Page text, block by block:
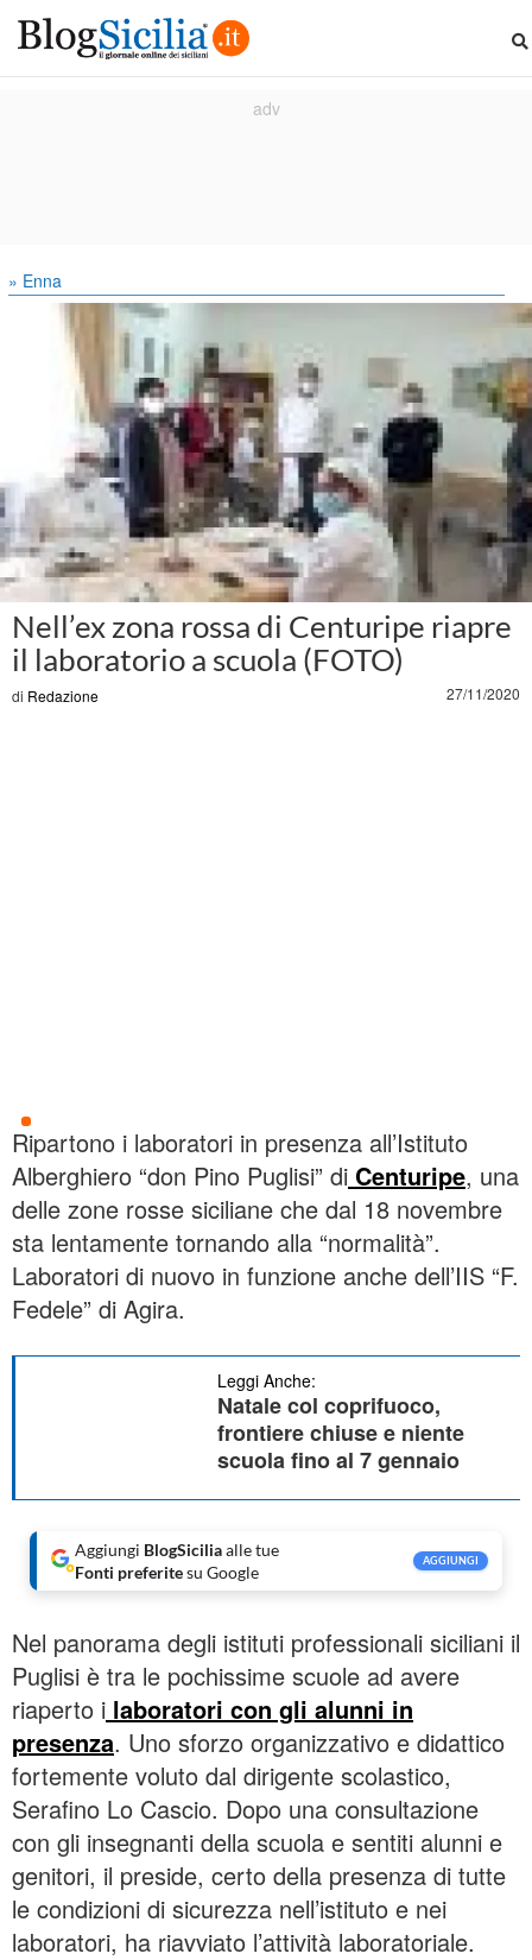
» Enna
Nell’ex zona rossa di Centuripe riapre
il laboratorio a scuola (FOTO)
di Redazione 27/11/2020
Ripartono i laboratori in presenza all’Istituto
Alberghiero “don Pino Puglisi” di Centuripe, una
delle zone rosse siciliane che dal 18 novembre
sta lentamente tornando alla “normalità”.
Laboratori di nuovo in funzione anche dell’IIS “F.
Fedele” di Agira.
Leggi Anche:
Natale col coprifuoco,
frontiere chiuse e niente
scuola fino al 7 gennaio
Aggiungi BlogSiciliaalle tue
Fonti preferitesu Google
AGGIUNGI
Nel panorama degli istituti professionali siciliani il
Puglisi è tra le pochissime scuole ad avere
riaperto i laboratori con gli alunni in
presenza. Uno sforzo organizzativo e didattico
fortemente voluto dal dirigente scolastico,
Serafino Lo Cascio. Dopo una consultazione
con gli insegnanti della scuola e sentiti alunni e
genitori, il preside, certo della presenza di tutte
le condizioni di sicurezza nell’istituto e nei
laboratori, ha riavviato l’attività laboratoriale.